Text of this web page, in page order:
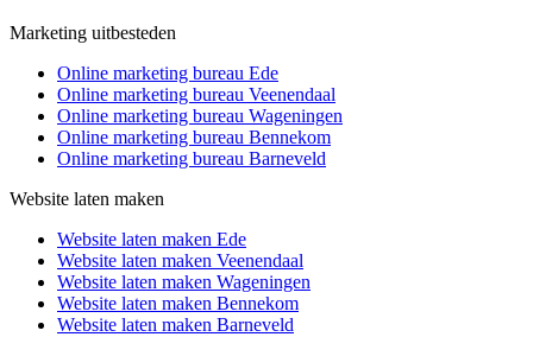
Marketing uitbesteden
Online marketing bureau Ede
Online marketing bureau Veenendaal
Online marketing bureau Wageningen
Online marketing bureau Bennekom
Online marketing bureau Barneveld
Website laten maken
Website laten maken Ede
Website laten maken Veenendaal
Website laten maken Wageningen
Website laten maken Bennekom
Website laten maken Barneveld